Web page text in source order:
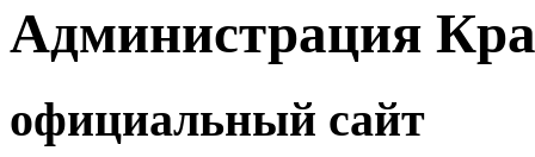
Администрация
официальный сайт